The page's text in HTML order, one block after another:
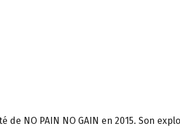
NO PAIN NO GAIN en 2015. Son